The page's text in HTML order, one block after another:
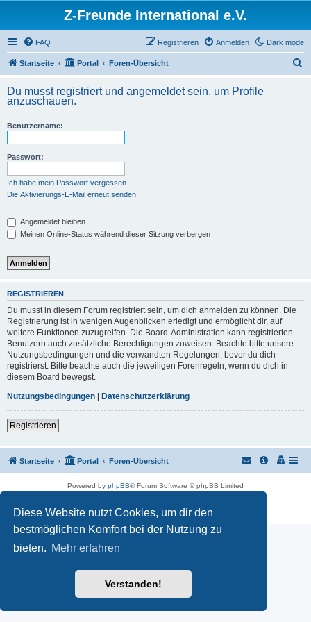
Diese Website nutzt Cookies, um dir den
bestmöglichen Komfort bei der Nutzung zu
bieten. Mehr erfahren
Verstanden!
Z-Freunde International e.V.
Dark mode
FAQ Anmelden
Registrieren
Startseite Portal Foren-Übersicht
h
Du musst registriert und angemeldet sein, um Profile
anzuschauen.
Benutzername:
Passwort:
Ich habe mein Passwort vergessen
Die Aktivierungs-E-Mail erneut senden
Angemeldet bleiben
Meinen Online-Status während dieser Sitzung verbergen
REGISTRIEREN
Du musst in diesem Forum registriert sein, um dich anmelden zu können. Die
Registrierung ist in wenigen Augenblicken erledigt und ermöglicht dir, auf
weitere Funktionen zuzugreifen. Die Board-Administration kann registrierten
Benutzern auch zusätzliche Berechtigungen zuweisen. Beachte bitte unsere
Nutzungsbedingungen und die verwandten Regelungen, bevor du dich
registrierst. Bitte beachte auch die jeweiligen Forenregeln, wenn du dich in
diesem Board bewegst.
Nutzungsbedingungen | Datenschutzerklärung
Registrieren
Startseite Portal Foren-Übersicht
Powered by phpBB® Forum Software © phpBB Limited
Datenschutz|Nutzungsbedingungen